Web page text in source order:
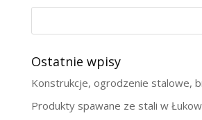
Ostatnie wpisy
Konstrukcje, ogrodzenie stalowe,
Produkty spawane ze stali w